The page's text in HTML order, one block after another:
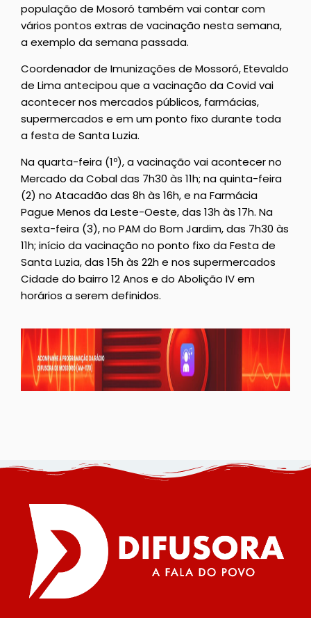
população de Mosoró também vai contar com
vários pontos extras de vacinação nesta semana,
a exemplo da semana passada.
Coordenador de Imunizações de Mossoró, Etevaldo
de Lima antecipou que a vacinação da Covid vai
acontecer nos mercados públicos, farmácias,
supermercados e em um ponto fixo durante toda
a festa de Santa Luzia.
Na quarta-feira (1º), a vacinação vai acontecer no
Mercado da Cobal das 7h30 às 11h; na quinta-feira
(2) no Atacadão das 8h às 16h, e na Farmácia
Pague Menos da Leste-Oeste, das 13h às 17h. Na
sexta-feira (3), no PAM do Bom Jardim, das 7h30 às
11h; início da vacinação no ponto fixo da Festa de
Santa Luzia, das 15h às 22h e nos supermercados
Cidade do bairro 12 Anos e do Abolição IV em
horários a serem definidos.